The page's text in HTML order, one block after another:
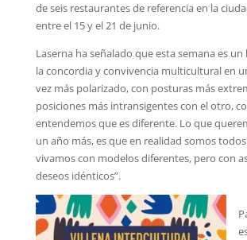
de seis restaurantes de referencia en la
entre el 15 y el 21 de junio.
Laserna ha señalado que esta semana es
la concordia y convivencia multicultural en
vez más polarizado, con posturas más
posiciones más intransigentes con el otro,
entendemos que es diferente. Lo que
un año más, es que en realidad somos
vivamos con modelos diferentes, pero con
deseos idénticos”.